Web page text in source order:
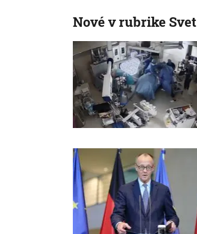
Nové v rubrike Svet